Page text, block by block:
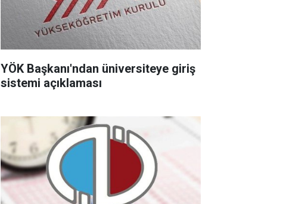
YÖK Başkanı'ndan üniversiteye giriş
sistemi açıklaması